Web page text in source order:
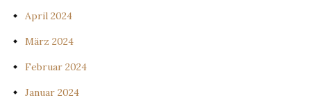
April 2024
März 2024
Februar 2024
Januar 2024